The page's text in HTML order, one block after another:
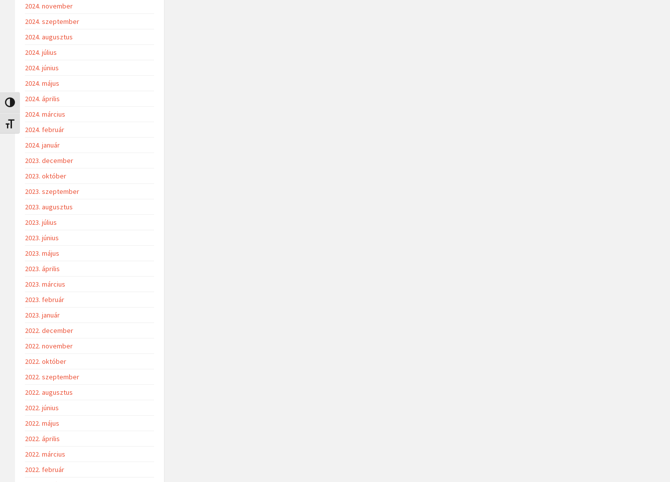
Nagy kontraszt váltása
Betűméret váltása
2024. november
2024. szeptember
2024. augusztus
2024. július
2024. június
2024. május
2024. április
2024. március
2024. február
2024. január
2023. december
2023. október
2023. szeptember
2023. augusztus
2023. július
2023. június
2023. május
2023. április
2023. március
2023. február
2023. január
2022. december
2022. november
2022. október
2022. szeptember
2022. augusztus
2022. június
2022. május
2022. április
2022. március
2022. február